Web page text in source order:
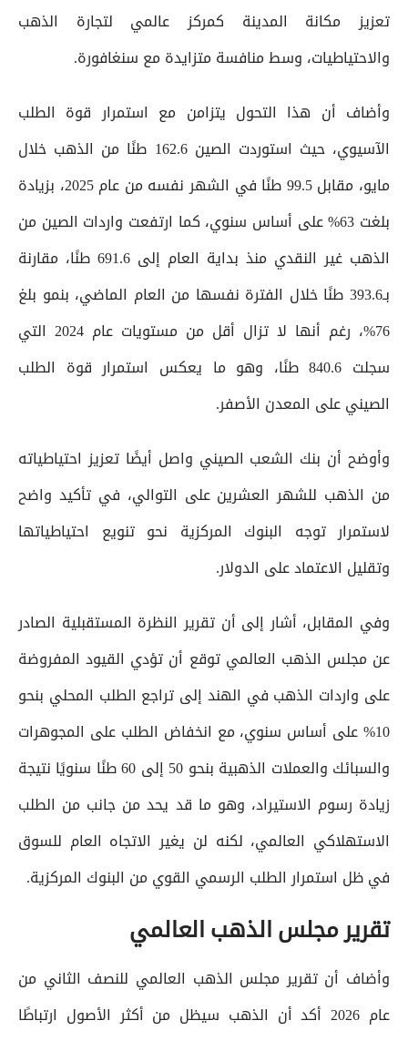
تعزيز مكانة المدينة كمركز عالمي لتجارة الذهب
والاحتياطيات، وسط منافسة متزايدة مع سنغافورة.
وأضاف أن هذا التحول يتزامن مع استمرار قوة الطلب
الآسيوي، حيث استوردت الصين 162.6 طنًا من الذهب خلال
مايو، مقابل 99.5 طنًا في الشهر نفسه من عام 2025، بزيادة
بلغت 63% على أساس سنوي، كما ارتفعت واردات الصين من
الذهب غير النقدي منذ بداية العام إلى 691.6 طنًا، مقارنة
بـ393.6 طنًا خلال الفترة نفسها من العام الماضي، بنمو بلغ
76%، رغم أنها لا تزال أقل من مستويات عام 2024 التي
سجلت 840.6 طنًا، وهو ما يعكس استمرار قوة الطلب
الصيني على المعدن الأصفر.
وأوضح أن بنك الشعب الصيني واصل أيضًا تعزيز احتياطياته
من الذهب للشهر العشرين على التوالي، في تأكيد واضح
لاستمرار توجه البنوك المركزية نحو تنويع احتياطياتها
وتقليل الاعتماد على الدولار.
وفي المقابل، أشار إلى أن تقرير النظرة المستقبلية الصادر
عن مجلس الذهب العالمي توقع أن تؤدي القيود المفروضة
على واردات الذهب في الهند إلى تراجع الطلب المحلي بنحو
10% على أساس سنوي، مع انخفاض الطلب على المجوهرات
والسبائك والعملات الذهبية بنحو 50 إلى 60 طنًا سنويًا نتيجة
زيادة رسوم الاستيراد، وهو ما قد يحد من جانب من الطلب
الاستهلاكي العالمي، لكنه لن يغير الاتجاه العام للسوق
في ظل استمرار الطلب الرسمي القوي من البنوك المركزية.
تقرير مجلس الذهب العالمي
وأضاف أن تقرير مجلس الذهب العالمي للنصف الثاني من
عام 2026 أكد أن الذهب سيظل من أكثر الأصول ارتباطًا